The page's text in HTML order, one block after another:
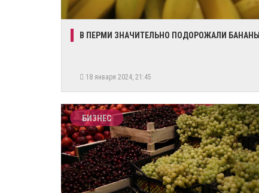
​В ПЕРМИ ЗНАЧИТЕЛЬНО ПОДОРОЖАЛИ БАНАНЫ
18 января 2024, 21:45
БИЗНЕС